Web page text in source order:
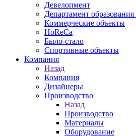
Девелопмент
Департамент
Коммерческие объекты
HoReCa
Было-стало
Спортивные объекты
Компания
Назад
Компания
Дизайнеры
Производство
Назад
Производство
Материалы
Оборудование